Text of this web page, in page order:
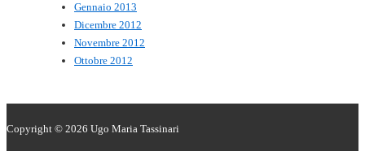
Gennaio 2013
Dicembre 2012
Novembre 2012
Ottobre 2012
Copyright © 2026 Ugo Maria Tassinari